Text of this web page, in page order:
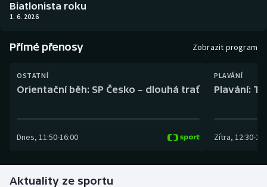
Box
Curling
Dostihy
Gymnastika
Biatlonista roku
1. 6. 2026
Přímé přenosy Zobrazit program
OSTATNÍ
Orientační běh: SP Česko – dlouhá trať
Dnes, 11:50-16:00
PLAVÁNÍ
Plavání:
Zítra, 12:30-
Aktuality ze sportu